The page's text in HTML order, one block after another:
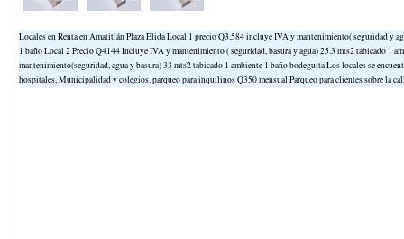
Locales en Renta en Amatitlán Plaza Elida Local 1 precio Q3,584 incluye IVA y mantenimiento( seguridad y
1 baño Local 2 Precio Q4144 Incluye IVA y mantenimiento ( seguridad, basura y agua) 25.3 mts2 tabicado 1
mantenimiento(seguridad, agua y basura) 33 mts2 tabicado 1 ambiente 1 baño bodeguita Los locales se
hospitales, Municipalidad y colegios. parqueo para inquilinos Q350 mensual Parqueo para clientes sobre la